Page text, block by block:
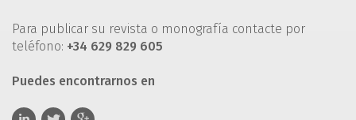
Para publicar su revista o monografía contacte por
teléfono: +34 629 829 605
Puedes encontrarnos en